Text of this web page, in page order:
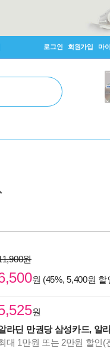
로그인 회원가입 마
원
원 (45%, 5,400원 할
원
라딘 만권당 삼성카드, 알
대 1만원 또는 2만원 할인(